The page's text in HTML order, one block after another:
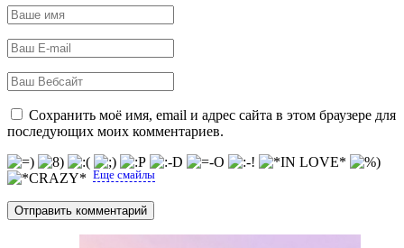
Сохранить моё имя, email и адрес сайта в этом браузере для
последующих моих комментариев.
Еще смайлы